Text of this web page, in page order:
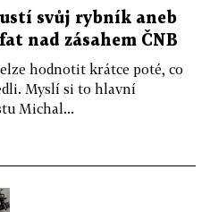
svůj rybník aneb
nad zásahem ČNB
hodnotit krátce poté, co
Myslí si to hlavní
Michal...